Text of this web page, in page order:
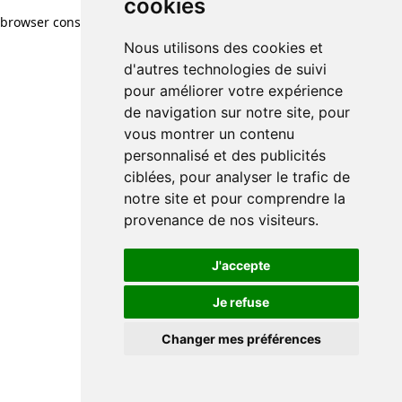
cookies
Nous utilisons des cookies et
d'autres technologies de suivi
pour améliorer votre expérience
de navigation sur notre site, pour
vous montrer un contenu
personnalisé et des publicités
ciblées, pour analyser le trafic de
notre site et pour comprendre la
provenance de nos visiteurs.
J'accepte
Je refuse
Changer mes préférences
browser console for more information)